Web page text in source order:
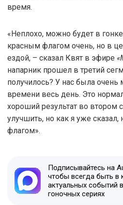
время.
«Неплохо, можно будет в
красным флагом очень, но в
ездой, – сказал Квят в эфире
напарник прошел в третий
получилось? У нас была очень
времени весь день. Это
хороший результат во втором
улучшить, но как я уже
флагом».
Подписывайтесь на
чтобы всегда быть в
актуальных событий
гоночных сериях